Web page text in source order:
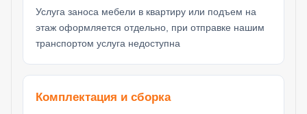
Услуга заноса мебели в квартиру или подъем на
этаж оформляется отдельно, при отправке нашим
транспортом услуга недоступна
Комплектация и сборка